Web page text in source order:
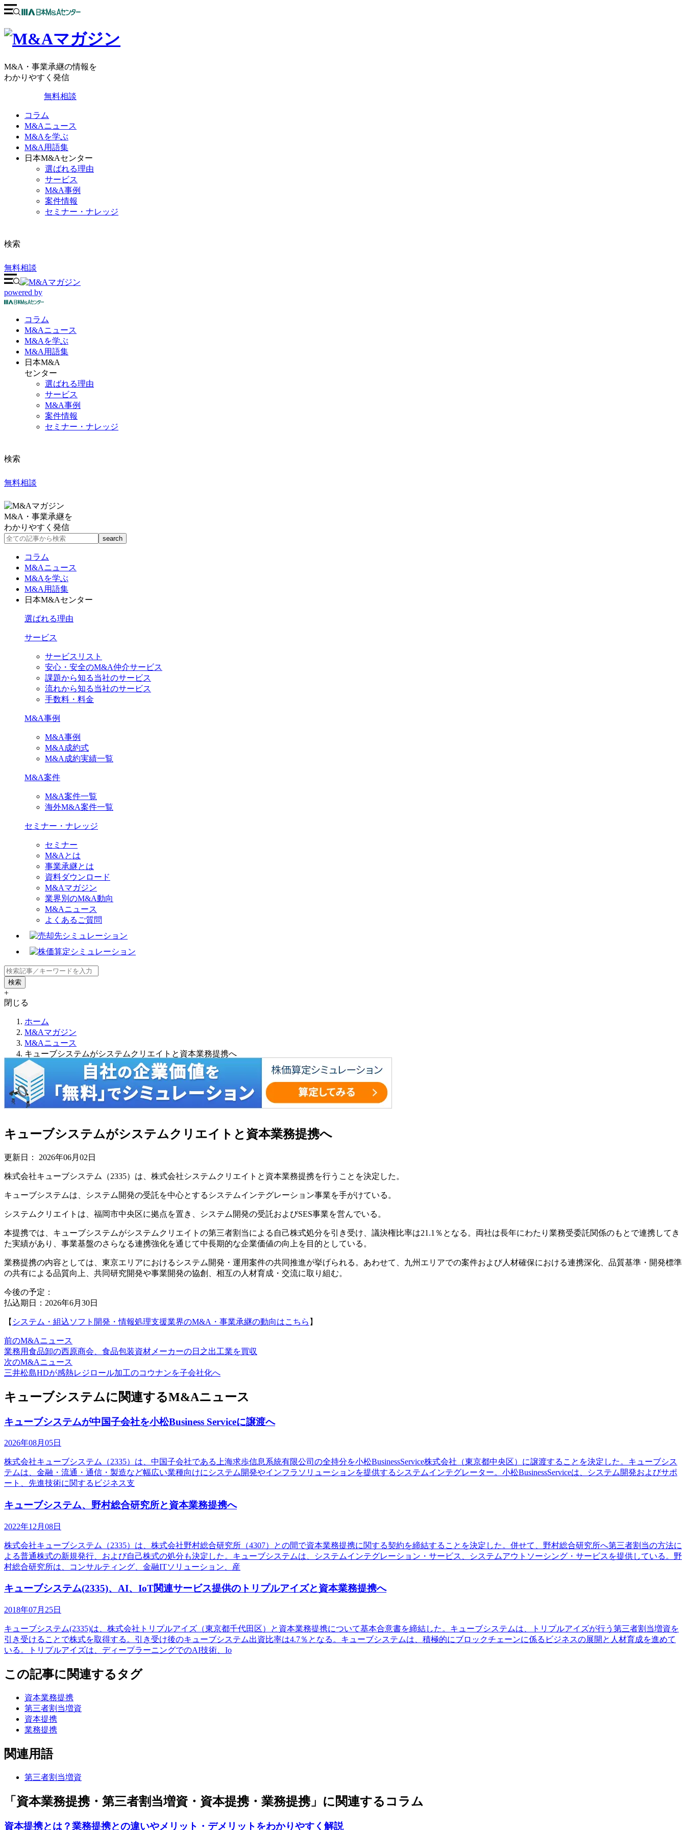
M&A・事業承継の情報を
わかりやすく発信
無料相談
コラム
M&Aニュース
M&Aを学ぶ
M&A用語集
日本M&Aセンター
選ばれる理由
サービス
M&A事例
案件情報
セミナー・ナレッジ
検索
無料相談
powered by
コラム
M&Aニュース
M&Aを学ぶ
M&A 用語集
日本M&A
センター
選ばれる理由
サービス
M&A事例
案件情報
セミナー・ナレッジ
検索
無料相談
M&A・事業承継を
わかりやすく発信
コラム
M&Aニュース
M&Aを学ぶ
M&A用語集
日本M&Aセンター
選ばれる理由
サービス
サービスリスト
安心・安全のM&A仲介サービス
課題から知る当社のサービス
流れから知る当社のサービス
手数料・料金
M&A事例
M&A事例
M&A成約式
M&A成約実績一覧
M&A案件
M&A案件一覧
海外M&A案件一覧
セミナー・ナレッジ
セミナー
M&Aとは
事業承継とは
資料ダウンロード
M&Aマガジン
業界別のM&A動向
M&Aニュース
よくあるご質問
+
閉じる
ホーム
M&Aマガジン
M&Aニュース
キューブシステムがシステムクリエイトと資本業務提携へ
キューブシステムがシステムクリエイトと資本業務提携へ
更新日： 2026年06月02日
株式会社キューブシステム（2335）は、株式会社システムクリエイトと資本業務提携を行うことを決定した。
キューブシステムは、システム開発の受託を中心とするシステムインテグレーション事業を手がけている。
システムクリエイトは、福岡市中央区に拠点を置き、システム開発の受託およびSES事業を営んでいる。
本提携では、キューブシステムがシステムクリエイトの第三者割当による自己株式処分を引き受け、議決権比率は21.1％となる。両社は長年にわたり業務受委託関係のもとで連携してき
た実績があり、事業基盤のさらなる連携強化を通じて中長期的な企業価値の向上を目的としている。
業務提携の内容としては、東京エリアにおけるシステム開発・運用案件の共同推進が挙げられる。あわせて、九州エリアでの案件および人材確保における連携深化、品質基準・開発標準
の共有による品質向上、共同研究開発や事業開発の協創、相互の人材育成・交流に取り組む。
今後の予定：
払込期日：2026年6月30日
【 システム・組込ソフト開発・情報処理支援業界のM&A・事業承継の動向はこちら 】
前のM&Aニュース
業務用食品卸の西原商会、食品包装資材メーカーの日之出工業を買収
次のM&Aニュース
三井松島HDが感熱レジロール加工のコウナンを子会社化へ
キューブシステムに関連するM&Aニュース
キューブシステムが中国子会社を小松Business Serviceに譲渡へ
2026年08月05日
株式会社キューブシステム（2335）は、中国子会社である上海求歩信息系統有限公司の全持分を小松BusinessService株式会社（東京都中央区）に譲渡することを決定した。キューブシス
テムは、金融・流通・通信・製造など幅広い業種向けにシステム開発やインフラソリューションを提供するシステムインテグレーター。小松BusinessServiceは、システム開発およびサポ
ート、先進技術に関するビジネス支
キューブシステム、野村総合研究所と資本業務提携へ
2022年12月08日
株式会社キューブシステム（2335）は、株式会社野村総合研究所（4307）との間で資本業務提携に関する契約を締結することを決定した。併せて、野村総合研究所へ第三者割当の方法に
よる普通株式の新規発行、および自己株式の処分も決定した。キューブシステムは、システムインテグレーション・サービス、システムアウトソーシング・サービスを提供している。野
村総合研究所は、コンサルティング、金融ITソリューション、産
キューブシステム(2335)、AI、IoT関連サービス提供のトリプルアイズと資本業務提携へ
2018年07月25日
キューブシステム(2335)は、株式会社トリプルアイズ（東京都千代田区）と資本業務提携について基本合意書を締結した。キューブシステムは、トリプルアイズが行う第三者割当増資を
引き受けることで株式を取得する。引き受け後のキューブシステム出資比率は4.7％となる。キューブシステムは、積極的にブロックチェーンに係るビジネスの展開と人材育成を進めて
いる。トリプルアイズは、ディープラーニングでのAI技術、Io
この記事に関連するタグ
資本業務提携
第三者割当増資
資本提携
業務提携
関連用語
第三者割当増資
「資本業務提携・第三者割当増資・資本提携・業務提携」に関連するコラム
資本提携とは？業務提携との違いやメリット・デメリットをわかりやすく解説